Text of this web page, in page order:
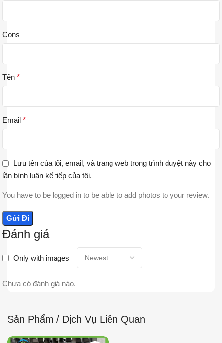
Đánh giá
Only with images
Chưa có đánh giá nào.
Cons
Tên *
Email *
Lưu tên của tôi, email, và trang web trong trình duyệt này cho
lần bình luận kế tiếp của tôi.
You have to be logged in to be able to add photos to your review.
Sản Phẩm / Dịch Vụ Liên Quan